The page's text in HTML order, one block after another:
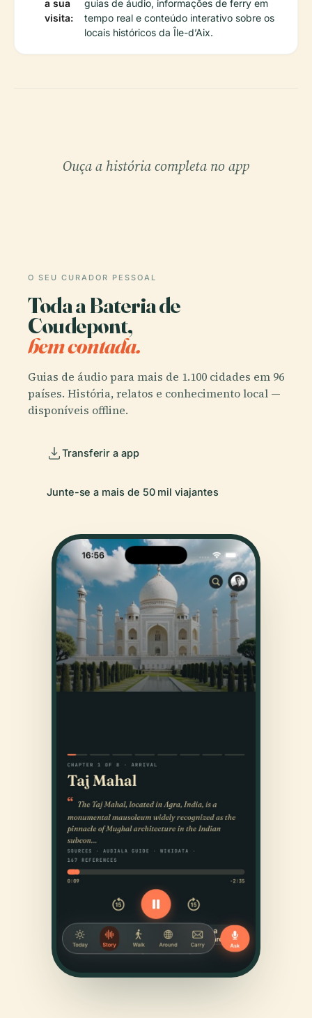
a sua
visita:
guias de áudio, informações de ferry em
tempo real e conteúdo interativo sobre os
locais históricos da Île-d’Aix.
Ouça a história completa no app
O SEU CURADOR PESSOAL
Toda a Bateria de
Coudepont,
bem contada.
Guias de áudio para mais de 1.100 cidades em 96
países. História, relatos e conhecimento local —
disponíveis offline.
Transferir a app
Junte-se a mais de 50 mil viajantes